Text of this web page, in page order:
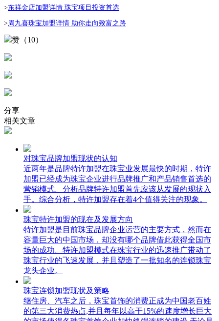
>东祥金店加盟详情 珠宝项目投资首选
>周九喜珠宝加盟详情 助你走向致富之路
赞（10）
分享
相关文章
对珠宝品牌加盟现状的认知
近两年是品牌特许加盟在珠宝业发展最快的时期，特许
加盟已经成为珠宝企业进行品牌推广和产品销售首选的
营销模式。分析品牌特许加盟首先应该从发展的现状入
手。综合分析，特许加盟存在着4个值得关注的现象。
珠宝特许加盟的现在及发展方向
特许加盟是目前珠宝品牌企业运营的主要方式，然而在
容量巨大的中国市场，却没有哪个品牌借此获得全国市
场的成功。特许加盟模式在珠宝行业的迅速推广带动了
珠宝行业的飞速发展，并且塑造了一批知名的连锁珠宝
龙头企业。
珠宝连锁加盟现状及策略
继住房、汽车之后，珠宝首饰的消费正成为中国老百姓
的第三大消费热点,并且每年以高于15%的速度增长巨大